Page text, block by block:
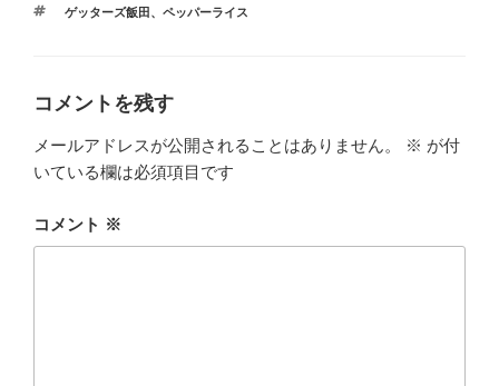
ゴ
タ
ゲッターズ飯田 、 ペッパーライス
コメントを残す
メールアドレスが公開されることはありません。 ※ が付
いている欄は必須項目です
コメント ※